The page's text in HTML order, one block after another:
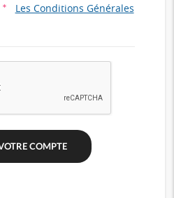
*
Les Conditions Générales